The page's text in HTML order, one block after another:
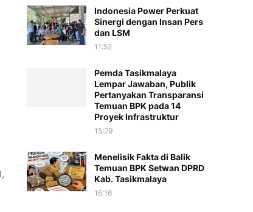
Indonesia Power Perkuat
Sinergi dengan Insan Pers
dan LSM
11:52
Pemda Tasikmalaya
Lempar Jawaban, Publik
Pertanyakan Transparansi
Temuan BPK pada 14
Proyek Infrastruktur
15:29
Menelisik Fakta di Balik
Temuan BPK Setwan DPRD
Kab. Tasikmalaya
16:16